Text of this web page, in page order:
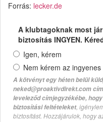
Forrás: lecker.de
A klubtagoknak most
biztosítás INGYEN.
Igen, kérem
Nem kérem az
A kötvényt egy héten belül
neked@proaktivdirekt.com
leveleződ címjegyzékébe,
biztosítási feltételeket,
biztosítást. Hozzájárulok, hogy